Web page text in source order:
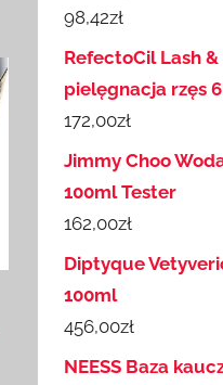
98,42zł
RefectoCil Lash
pielęgnacja rzęs
172,00zł
Jimmy Choo
100ml Tester
162,00zł
Diptyque
100ml
456,00zł
NEESS Baza